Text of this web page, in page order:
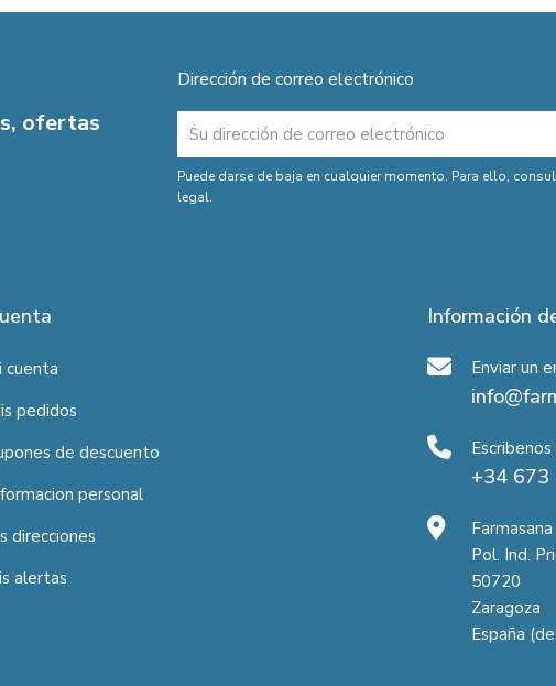
ofertas
Dirección de correo electrónico
Puede darse de baja en cualquier momento. Para ello,
legal.
cuenta
pedidos
de descuento
personal
direcciones
alertas
Información
Enviar un
+34 673
Farmasana
Pol. Ind.
50720
Zaragoza
España